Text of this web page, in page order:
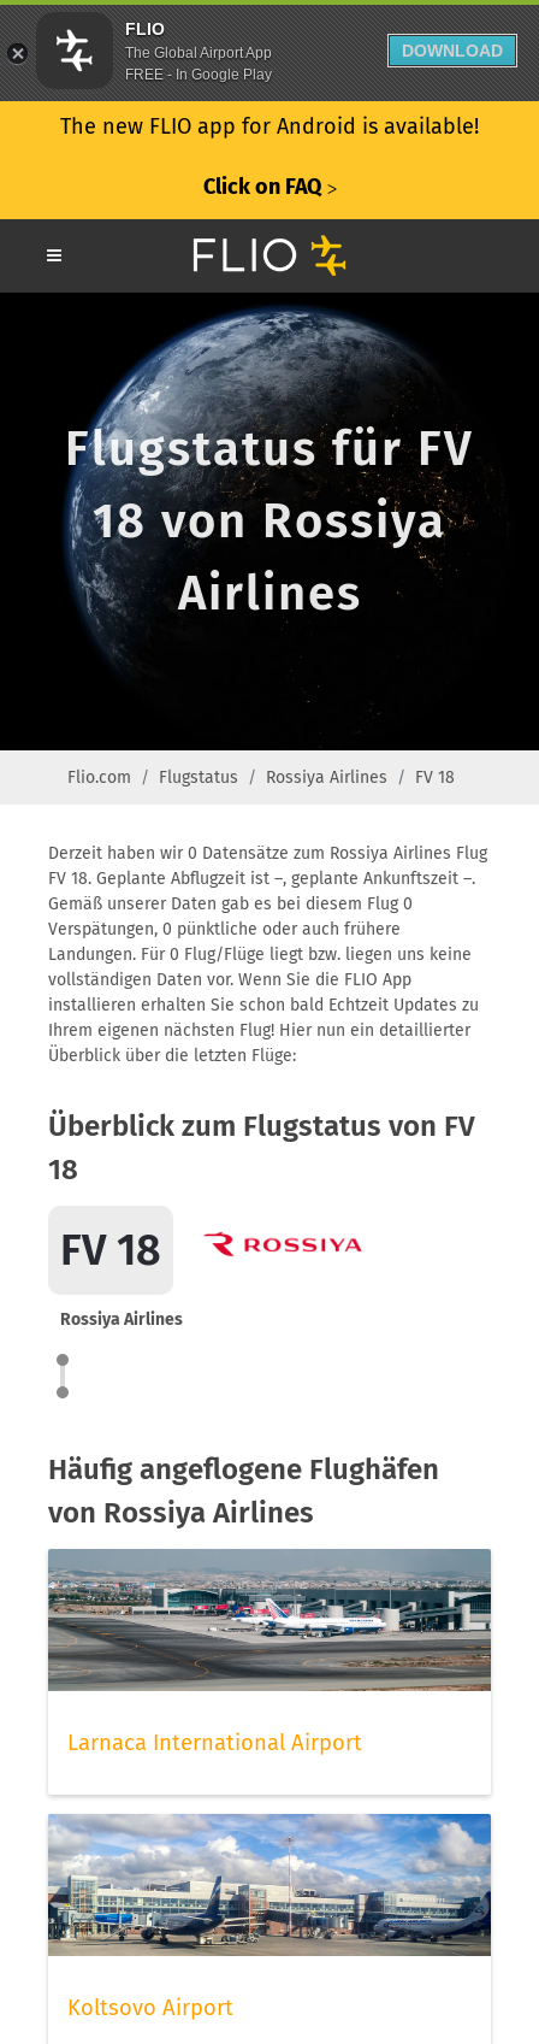
The new FLIO app for Android is available!
Click on FAQ ᐳ
Flugstatus für FV
18 von Rossiya
Airlines
Flio.com Flugstatus Rossiya Airlines FV 18
Derzeit haben wir 0 Datensätze zum Rossiya Airlines Flug
FV 18. Geplante Abflugzeit ist –, geplante Ankunftszeit –.
Gemäß unserer Daten gab es bei diesem Flug 0
Verspätungen, 0 pünktliche oder auch frühere
Landungen. Für 0 Flug/Flüge liegt bzw. liegen uns keine
vollständigen Daten vor. Wenn Sie die FLIO App
installieren erhalten Sie schon bald Echtzeit Updates zu
Ihrem eigenen nächsten Flug! Hier nun ein detaillierter
Überblick über die letzten Flüge:
Überblick zum Flugstatus von FV
18
FV 18
Rossiya Airlines
Häufig angeflogene Flughäfen
von Rossiya Airlines
Larnaca International Airport
Koltsovo Airport
FLIO
The Global Airport App
FREE - In Google Play
DOWNLOAD